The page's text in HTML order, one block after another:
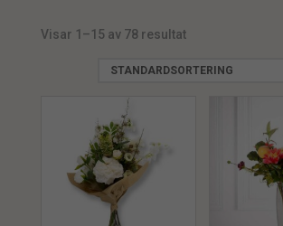
Uthyrning
Visar 1–15 av 78 resultat